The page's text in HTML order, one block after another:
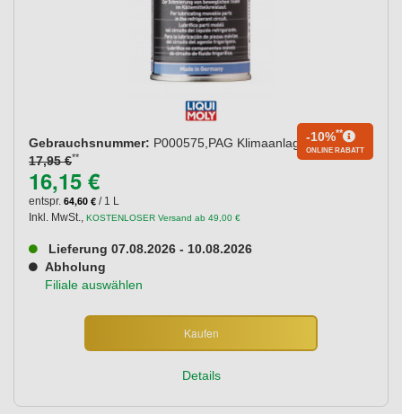
Gebrauchsnummer: P000575,PAG Klimaanlagenöl 150
17,95 €**
-10%**
ONLINE RABATT
16,15 €
entspr. 64,60 € / 1 L
Inkl. MwSt., KOSTENLOSER Versand ab 49,00 €
Lieferung 07.08.2026 - 10.08.2026
Abholung
Filiale auswählen
Kaufen
Details